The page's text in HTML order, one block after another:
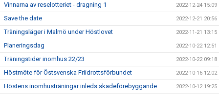
Vinnarna av reselotteriet - dragning 1 2022-12-24 15:09
Save the date 2022-12-21 20:56
Träningsläger i Malmö under Höstlovet 2022-11-21 13:15
Planeringsdag 2022-10-22 12:51
Träningstider inomhus 22/23 2022-10-22 09:18
Höstmöte för Östsvenska Friidrottsförbundet 2022-10-16 12:02
Höstens inomhusträningar inleds skadeförebyggande 2022-10-12 19:25